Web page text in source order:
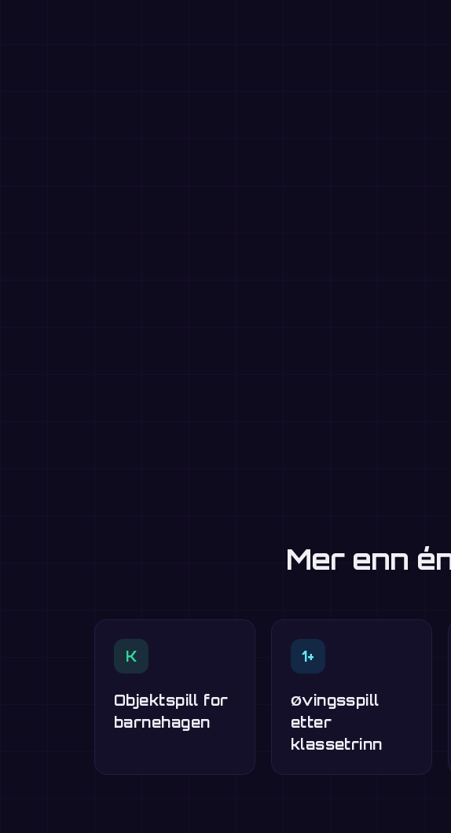
Mer enn
K
Objektspill for
barnehagen
1+
Øvingsspill
etter
klassetrinn